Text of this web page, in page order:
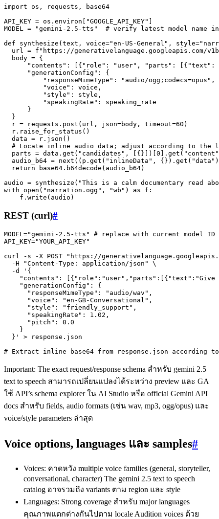
import os, requests, base64
API_KEY = os.environ["GOOGLE_API_KEY"]
MODEL = "gemini-2.5-tts"  # verify latest model name
def synthesize(text, voice="en-US-General",
url = f"https://generativelanguage.googleapis.com/
  body = {
"contents": [{"role": "user", "parts": [{"text":
      "generationConfig": {
          "responseMimeType": "audio/ogg;codecs=opus",
          "voice": voice,
          "style": style,
          "speakingRate": speaking_rate
      }
  }
  r = requests.post(url, json=body, timeout=60)
  r.raise_for_status()
  data = r.json()
# Locate inline audio data; adjust according to the
parts = data.get("candidates",
audio_b64 = next((p.get("inlineData",
  return base64.b64decode(audio_b64)
audio = synthesize("This is a calm documentary read
with open("narration.ogg", "wb") as f:
REST (curl)#
MODEL="gemini-2.5-tts" # replace with current model ID
API_KEY="YOUR_API_KEY"
curl -s -X POST "https://
  -H "Content-Type: application/json" \
  -d '{
"contents":
    "generationConfig": {
      "responseMimeType": "audio/wav",
      "voice": "en-GB-Conversational",
      "style": "friendly_support",
      "speakingRate": 1.02,
      "pitch": 0.0
    }
  }' > response.json
Important: The exact request/response schema สำหรับ gemini 2.5
text to speech สามารถเปลี่ยนแปลงได้ระหว่าง preview และ GA
ใช้ API’s schema explorer ใน AI Studio หรือ official Gemini API
docs สำหรับ fields, audio formats (เช่น wav, mp3, ogg/opus) และ
voice/style parameters ล่าสุด
Voice options, languages และ samples#
Voices: คาดหวัง multiple voice families (general, storyteller,
conversational, character) The gemini 2.5 text to speech
catalog อาจรวมถึง variants ตาม region และ style
Languages: Strong coverage สำหรับ major languages
คุณภาพแตกต่างกันไปตาม locale Audition voices ด้วย